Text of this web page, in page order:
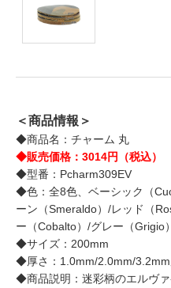
＜商品情報＞
◆商品名：チャーム 丸
◆販売価格：3014円（税込）
◆型番：Pcharm309EV
◆色：全8色、ベーシック（
ーン（Smeraldo）/レッド（
ー（Cobalto）/グレー（Grigio
◆サイズ：200mm
◆厚さ：1.0mm/2.0mm/
◆商品説明：迷彩柄のエルヴ